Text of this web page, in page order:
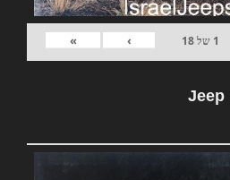
1 של18
›
»